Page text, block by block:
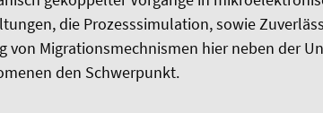
die Prozesssimulation, sowie
von Migrationsmechnismen hier neben der
den Schwerpunkt.